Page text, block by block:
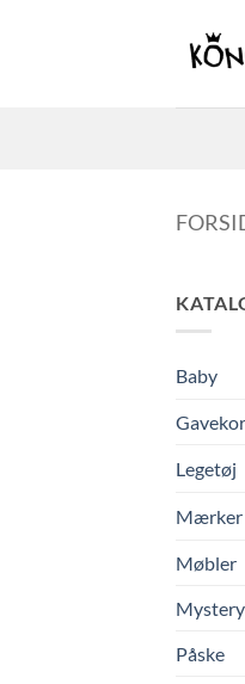
Baby
Legetøj
Mærker
Møbler
Påske